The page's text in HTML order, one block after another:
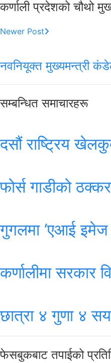
कर्णाली प्रदेशको चौथो
Newer Post
नवनियूक्त मुख्यमन्त्री
सम्बन्धित समाचारहरू
दसौं राष्ट्रिय
फोर्स गाडीको
गुगलमा ‘एआई
कर्णालीमा सरकार
छात्रा ४ गुणा ४ सय
फेसबुकबाट तपाईको